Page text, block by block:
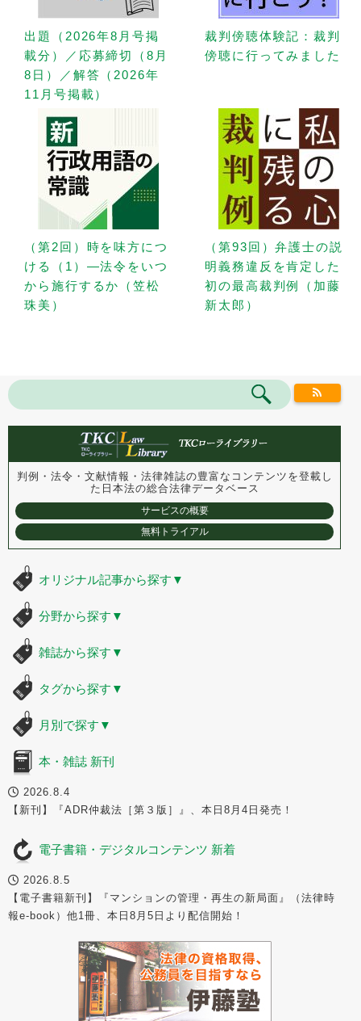
出題（2026年8月号掲
載分）／応募締切（8月
8日）／解答（2026年
11月号掲載）
裁判傍聴体験記：裁判
傍聴に行ってみました
（第2回）時を味方につ
ける（1）—法令をいつ
から施行するか（笠松
珠美）
（第93回）弁護士の説
明義務違反を肯定した
初の最高裁判例（加藤
新太郎）
判例・法令・文献情報・法律雑誌の豊富なコンテンツを登載し
た 日本法の総合法律データベース
サービスの概要
無料トライアル
オリジナル記事から探す ▼
分野から探す ▼
雑誌から探す ▼
タグから探す ▼
月別で探す ▼
本・雑誌 新刊
2026.8.4
【新刊】『ADR仲裁法［第３版］』、本日8月4日発売！
電子書籍・デジタルコンテンツ 新着
2026.8.5
【電子書籍新刊】『マンションの管理・再生の新局面』（法律時
報e-book）他1冊、本日8月5日より配信開始！